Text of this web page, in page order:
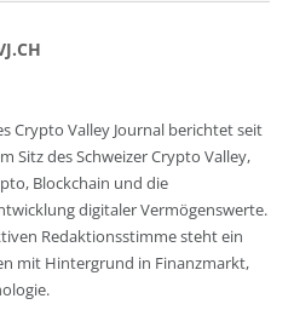
Crypto Valley Journal berichtet seit
Sitz des Schweizer Crypto Valley,
Blockchain und die
digitaler Vermögenswerte.
Redaktionsstimme steht ein
mit Hintergrund in Finanzmarkt,